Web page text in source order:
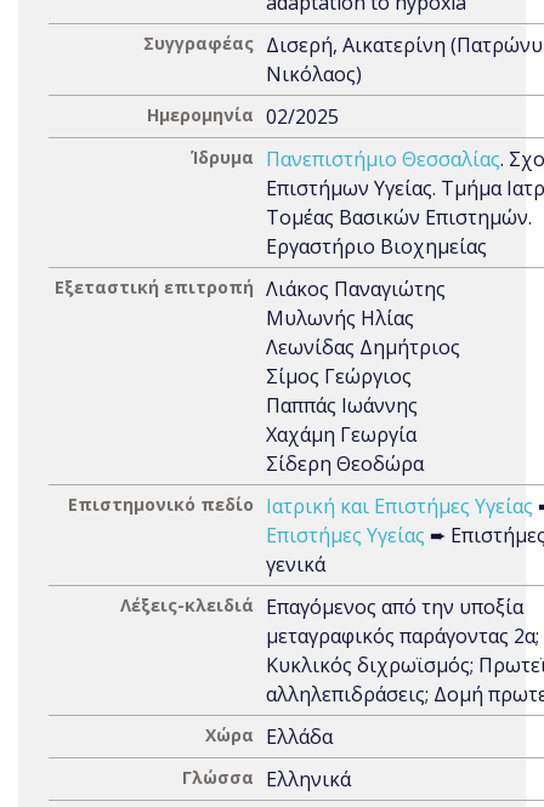
Συγγραφέας Δισερή, Αικατερίνη
Νικόλαος)
Ημερομηνία 02/2025
Ίδρυμα Πανεπιστήμιο Θεσσαλίας.
Επιστήμων Υγείας. Τμήμα
Τομέας Βασικών Επιστημών.
Εργαστήριο Βιοχημείας
Εξεταστική επιτροπή Λιάκος Παναγιώτης
Μυλωνής Ηλίας
Λεωνίδας Δημήτριος
Σίμος Γεώργιος
Παππάς Ιωάννης
Χαχάμη Γεωργία
Σίδερη Θεοδώρα
Επιστημονικό πεδίο Ιατρική και Επιστήμες Υγείας
Επιστήμες Υγείας ➨
γενικά
Λέξεις-κλειδιά
Επαγόμενος από την υποξία
μεταγραφικός παράγοντας 2α;
Κυκλικός διχρωϊσμός;
αλληλεπιδράσεις; Δομή
Χώρα Ελλάδα
Γλώσσα Ελληνικά